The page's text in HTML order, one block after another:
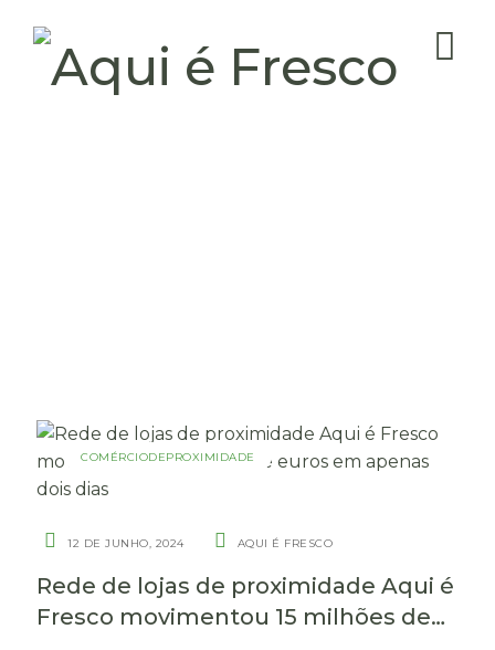
COMÉRCIODEPROXIMIDADE
12 DE JUNHO, 2024 AQUI É FRESCO
Rede de lojas de proximidade Aqui é
Fresco movimentou 15 milhões de